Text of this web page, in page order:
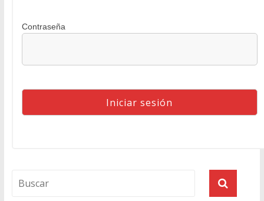
Contraseña